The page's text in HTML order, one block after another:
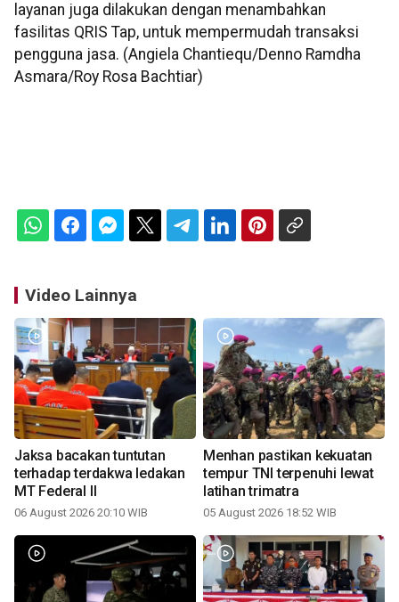
layanan juga dilakukan dengan menambahkan
fasilitas QRIS Tap, untuk mempermudah transaksi
pengguna jasa. (Angiela Chantiequ/Denno Ramdha
Asmara/Roy Rosa Bachtiar)
Video Lainnya
Jaksa bacakan tuntutan
terhadap terdakwa ledakan
MT Federal II
06 August 2026 20:10 WIB
Menhan pastikan kekuatan
tempur TNI terpenuhi lewat
latihan trimatra
05 August 2026 18:52 WIB